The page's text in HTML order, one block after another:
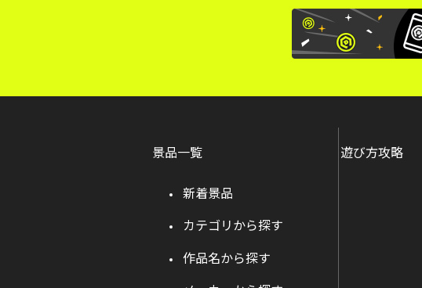
景品一覧
新着景品
カテゴリから探す
作品名から探す
遊び方攻略